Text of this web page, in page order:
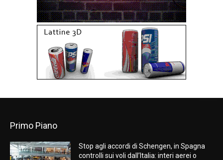
Primo Piano
Stop agli accordi di Schengen, in Spagna
controlli sui voli dall’Italia: interi aerei o